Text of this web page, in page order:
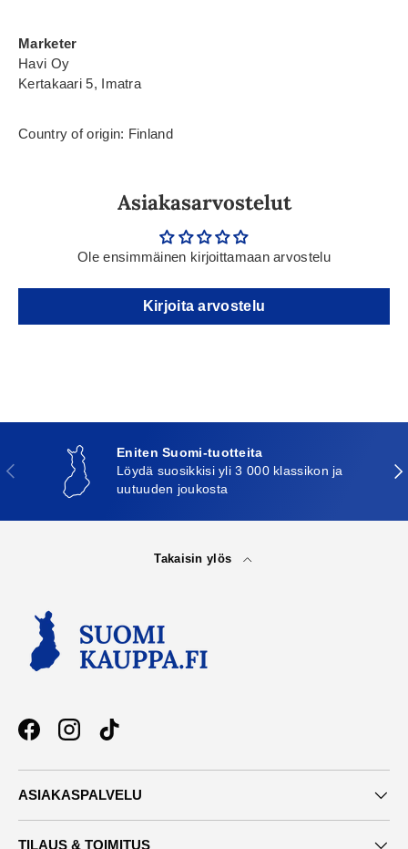
Marketer
Havi Oy
Kertakaari 5, Imatra
Country of origin: Finland
Asiakasarvostelut
Ole ensimmäinen kirjoittamaan arvostelu
Kirjoita arvostelu
Edellinen
Eniten Suomi-tuotteita
Löydä suosikkisi yli 3 000 klassikon ja
uutuuden joukosta
Takaisin ylös
FacebookInstagramTikTok
ASIAKASPALVELU
TILAUS & TOIMITUS